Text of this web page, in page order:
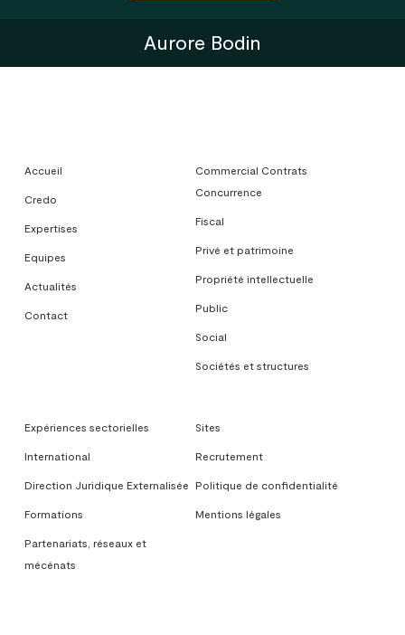
Aurore Bodin
Accueil
Credo
Expertises
Equipes
Actualités
Contact
Commercial Contrats
Concurrence
Fiscal
Privé et patrimoine
Propriété intellectuelle
Public
Social
Sociétés et structures
Expériences sectorielles
International
Direction Juridique Externalisée
Formations
Partenariats, réseaux et
mécénats
Sites
Recrutement
Politique de confidentialité
Mentions légales